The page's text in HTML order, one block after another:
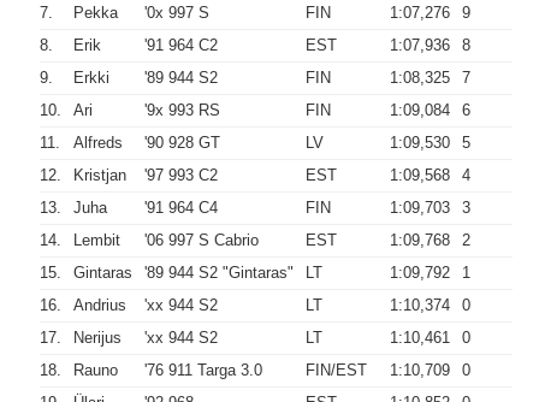
7.
Pekka '0x 997 S FIN 1:07,276
9
8.
Erik '91 964 C2 EST 1:07,936
8
9.
Erkki '89 944 S2 FIN 1:08,325
7
10.
Ari '9x 993 RS FIN 1:09,084
6
11.
Alfreds '90 928 GT LV 1:09,530
5
12.
Kristjan '97 993 C2 EST 1:09,568
4
13.
Juha '91 964 C4 FIN 1:09,703
3
14.
Lembit '06 997 S Cabrio EST 1:09,768
2
15.
Gintaras '89 944 S2 "Gintaras" LT 1:09,792
1
16.
Andrius 'xx 944 S2 LT 1:10,374
0
17.
Nerijus 'xx 944 S2 LT 1:10,461
0
18.
Rauno '76 911 Targa 3.0 FIN/EST 1:10,709
0